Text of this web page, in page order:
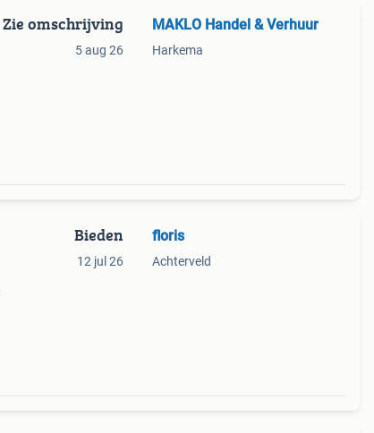
Zie omschrijving
5 aug 26
MAKLO Handel & Verhuur
Harkema
Bieden
12 jul 26
floris
Achterveld